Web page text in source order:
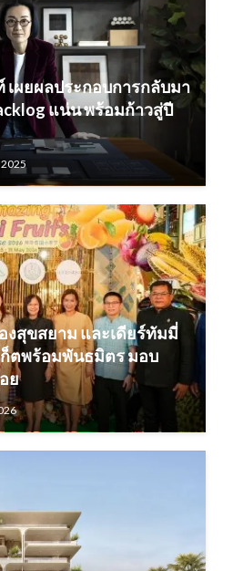
เผยผลประกอบการกลับมา
แน่น พร้อมก้าวสู่ปี
งสุขสยาม และเดียร์ทัมมี่
ก็ตพร้อมพันธมิตร มอบ
ย